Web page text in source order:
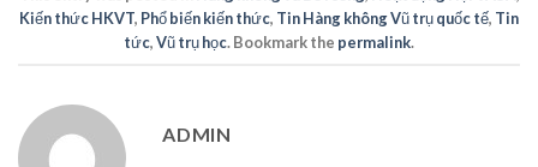
Kiến thức HKVT, Phổ biến kiến thức, Tin Hàng không Vũ trụ quốc tế, Tin
tức,Vũ trụ học. Bookmark the permalink.
ADMIN